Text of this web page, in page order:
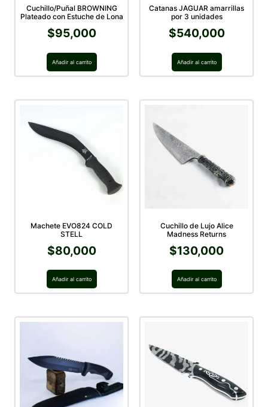
Cuchillo/Puñal BROWNING
Plateado con Estuche de Lona
$95,000
Añadir al carrito
Catanas JAGUAR amarrillas
por 3 unidades
$540,000
Añadir al carrito
Machete EVO824 COLD
STELL
$80,000
Añadir al carrito
Cuchillo de Lujo Alice
Madness Returns
$130,000
Añadir al carrito